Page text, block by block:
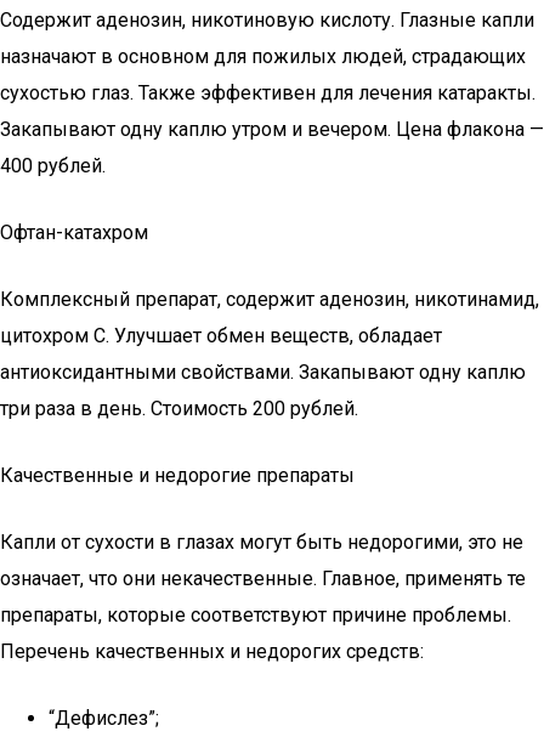
Содержит аденозин, никотиновую кислоту. Глазные капли
назначают в основном для пожилых людей, страдающих
сухостью глаз. Также эффективен для лечения катаракты.
Закапывают одну каплю утром и вечером. Цена флакона —
400 рублей.
Офтан-катахром
Комплексный препарат, содержит аденозин, никотинамид,
цитохром С. Улучшает обмен веществ, обладает
антиоксидантными свойствами. Закапывают одну каплю
три раза в день. Стоимость 200 рублей.
Качественные и недорогие препараты
Капли от сухости в глазах могут быть недорогими, это не
означает, что они некачественные. Главное, применять те
препараты, которые соответствуют причине проблемы.
Перечень качественных и недорогих средств:
“Дефислез”;